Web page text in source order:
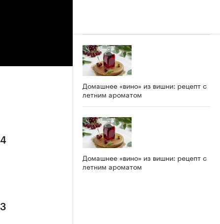
Домашнее «вино» из вишни: рецепт с
летним ароматом
Домашнее «вино» из вишни: рецепт с
летним ароматом